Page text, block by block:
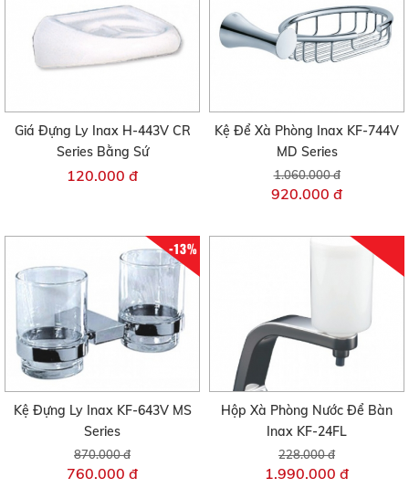
Giá Đựng Ly Inax H-443V CR
Series Bằng Sứ
120.000 đ
Kệ Để Xà Phòng Inax KF-744V
MD Series
1.060.000 đ
920.000 đ
-13%
Kệ Đựng Ly Inax KF-643V MS
Series
870.000 đ
760.000 đ
Hộp Xà Phòng Nước Để Bàn
Inax KF-24FL
228.000 đ
1.990.000 đ